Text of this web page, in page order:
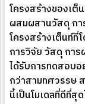
โครงสร้างของเต็
ผสมผสานวัสดุ ก
โครงสร้างเต็นท์ที่
การวิจัย วัสดุ กา
ได้รับการทดสอบอ
กว่าสามทศวรรษ
นี้เป็นโมเดลที่ดีที่สุ